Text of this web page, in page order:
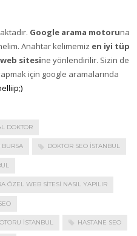
Google arama motoruna
Anahtar kelimemiz en iyi tüp
sitesine yönlendirilir. Sizin de
için google aramalarında
DOKTOR
BURSA DOKTOR SEO ISTANBUL
ÖZEL WEB SITESI NASIL YAPILIR
ISTANBUL HASTANE SEO